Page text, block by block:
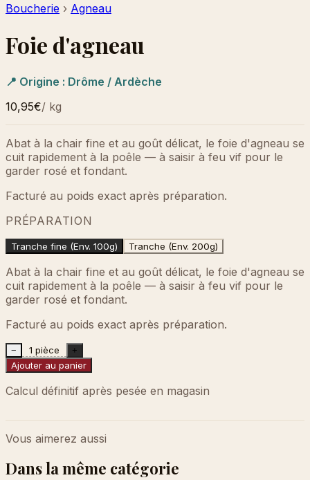
Boucherie › Agneau
Foie d'agneau
📍 Origine : Drôme / Ardèche
10,95€/ kg
Abat à la chair fine et au goût délicat, le foie d'agneau se
cuit rapidement à la poêle — à saisir à feu vif pour le
garder rosé et fondant.
Facturé au poids exact après préparation.
PRÉPARATION
Tranche fine (Env. 100g) Tranche (Env. 200g)
Abat à la chair fine et au goût délicat, le foie d'agneau se
cuit rapidement à la poêle — à saisir à feu vif pour le
garder rosé et fondant.
Facturé au poids exact après préparation.
− 1 pièce +
Ajouter au panier
Calcul définitif après pesée en magasin
Vous aimerez aussi
Dans la même catégorie